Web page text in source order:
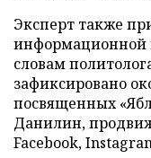
Эксперт также
информационной
словам
зафиксировано
посвященных
Данилин,
Facebook,